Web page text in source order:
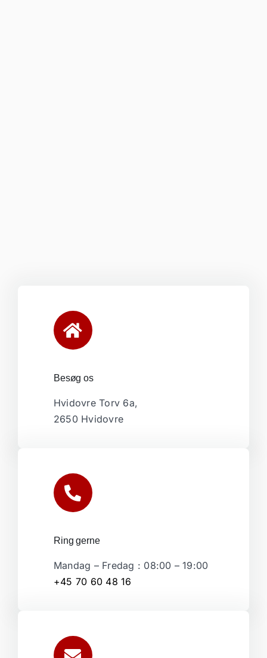
Besøg os
Hvidovre Torv 6a,
2650 Hvidovre
Ring gerne
Mandag – Fredag : 08:00 – 19:00
+45 70 60 48 16